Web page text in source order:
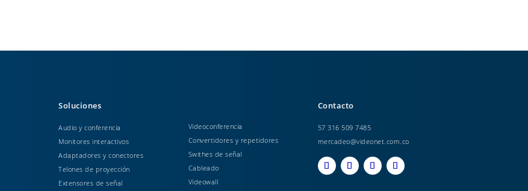
Soluciones
Audio y conferencia
Monitores interactivos
Adaptadores y conectores
Telones de proyección
Extensores de señal
Videoconferencia
Convertidores y repetidores
Swithes de señal
Cableado
Videowall
Contacto
57 316 509 7485
mercadeo@videonet.com.co